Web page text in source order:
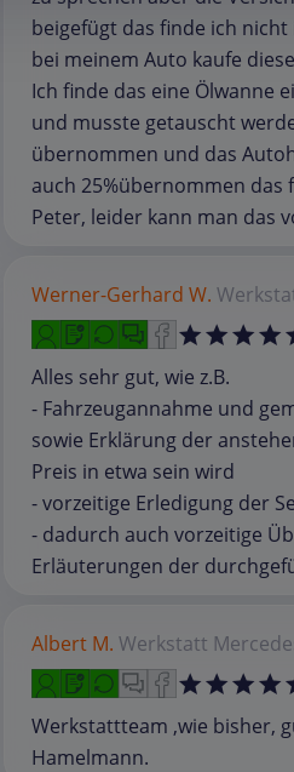
beigefügt das finde ich
bei meinem Auto kaufe
Ich finde das eine Ölwanne
und musste getauscht
übernommen und das
auch 25%übernommen
Peter, leider kann man das
Werner-Gerhard W.
Alles sehr gut, wie z.B.
- Fahrzeugannahme und
sowie Erklärung der
Preis in etwa sein wird
- vorzeitige Erledigung der
- dadurch auch vorzeitige
Erläuterungen der
Albert M. Werkstatt
Werkstattteam ,wie bisher,
Hamelmann.